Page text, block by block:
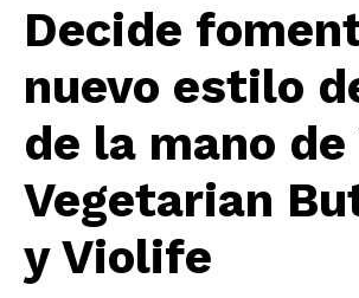
Decide
nuevo estilo
de la mano de
Vegetarian
y Violife